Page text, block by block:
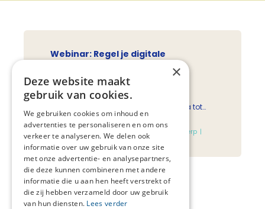
Webinar: Regel je digitale
8 oktober 2026
We gebruiken elke dag talloze digitale
diensten: van e-mail en sociale media tot
online bankieren, supermarktapps, digitale
kranten, cloudopslag en streamingdiensten
als Spotify en Netflix. Maar wat gebeurt
daarmee als jij er niet meer bent? En wat
komt er op nabestaanden af wanneer zij de
digitale zaken van een overleden naaste
moeten afhandelen? In dit praktische
webinar krijg je concrete handvatten om je
digitale nalatenschap goed te regelen én
Consortium Septet
iedereen die geïnteresseerd is in het onderwerp
Locatie: online
gratis
×
Deze website maakt
gebruik van cookies.
We gebruiken cookies om inhoud en
advertenties te personaliseren en om ons
verkeer te analyseren. We delen ook
informatie over uw gebruik van onze site
met onze advertentie- en analysepartners,
die deze kunnen combineren met andere
informatie die u aan hen heeft verstrekt of
die zij hebben verzameld door uw gebruik
van hun diensten. Lees verder